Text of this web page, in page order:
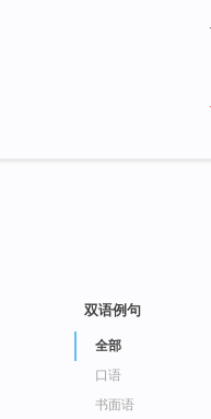
双语例句
全部
口语
书面语